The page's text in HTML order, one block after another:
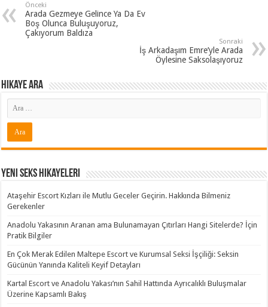
Önceki
Arada Gezmeye Gelince Ya Da Ev
Boş Olunca Buluşuyoruz,
Çakıyorum Baldıza
Sonraki
İş Arkadaşım Emre’yle Arada
Öylesine Saksolaşıyoruz
Hikaye ARA
Yeni Seks Hikayeleri
Ataşehir Escort Kızları ile Mutlu Geceler Geçirin. Hakkında Bilmeniz
Gerekenler
Anadolu Yakasının Aranan ama Bulunamayan Çıtırları Hangi Sitelerde? İçin
Pratik Bilgiler
En Çok Merak Edilen Maltepe Escort ve Kurumsal Seksi İşçiliği: Seksin
Gücünün Yanında Kaliteli Keyif Detayları
Kartal Escort ve Anadolu Yakası’nın Sahil Hattında Ayrıcalıklı Buluşmalar
Üzerine Kapsamlı Bakış